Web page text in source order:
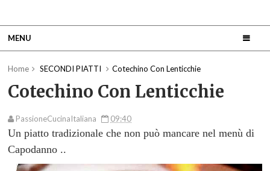
MENU
Home SECONDI PIATTI Cotechino Con Lenticchie
Cotechino Con Lenticchie
PassioneCucinaItaliana 09:40
Un piatto tradizionale che non può mancare nel menù di
Capodanno ..